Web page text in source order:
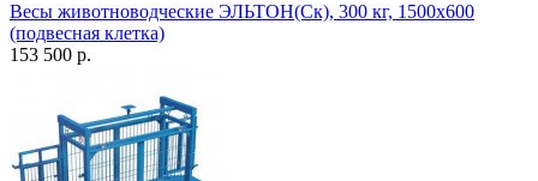
Весы животноводческие ЭЛЬТОН(Ск), 300 кг, 1500х600
(подвесная клетка)
153 500 р.